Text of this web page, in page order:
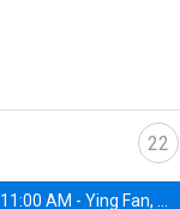
22
11:00 AM -Ying Fan, University of Michigan